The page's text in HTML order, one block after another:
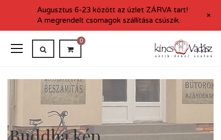
0
Augusztus 6-23 között az üzlet ZÁRVA tart!
A megrendelt csomagok szállítása csúszik.
+